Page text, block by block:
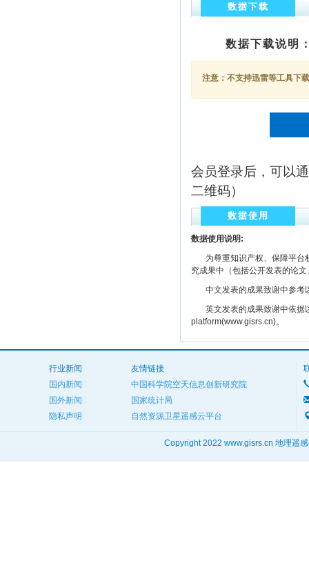
数据下载
数据下载说明
注意：不支持迅雷等工具下
会员登录后，可以
二维码）
数据使用
数据使用说明:
为尊重知识产权、保障平台
究成果中（包括公开发表的论
中文发表的成果致谢中参考
英文发表的成果致谢中依据
platform(www.gisrs.cn)。
行业新闻
国内新闻
国外新闻
隐私声明
友情链接
中国科学院空天信息创新研究院
国家统计局
自然资源卫星遥感云平台
Copyright 2022 www.gisrs.cn 地理遥